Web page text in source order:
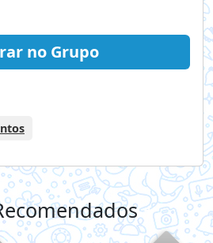
no Grupo
+